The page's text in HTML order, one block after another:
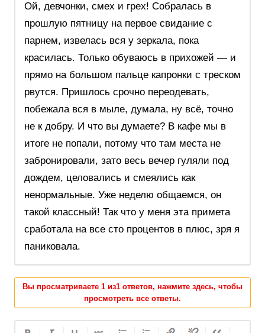
Ой, девчонки, смех и грех! Собралась в
прошлую пятницу на первое свидание с
парнем, извелась вся у зеркала, пока
красилась. Только обуваюсь в прихожей — и
прямо на большом пальце капронки с треском
рвутся. Пришлось срочно переодевать,
побежала вся в мыле, думала, ну всё, точно
не к добру. И что вы думаете? В кафе мы в
итоге не попали, потому что там места не
забронировали, зато весь вечер гуляли под
дождем, целовались и смеялись как
ненормальные. Уже неделю общаемся, он
такой классный! Так что у меня эта примета
сработала на все сто процентов в плюс, зря я
паниковала.
Вы просматриваете 1 из1 ответов, нажмите здесь, чтобы
просмотреть все ответы.